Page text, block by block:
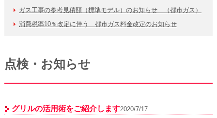
ガス工事の参考見積額（標準モデル）のお知らせ （都市ガス）
消費税率10％改定に伴う 都市ガス料金改定のお知らせ
点検・お知らせ
グリルの活用術をご紹介します2020/7/17